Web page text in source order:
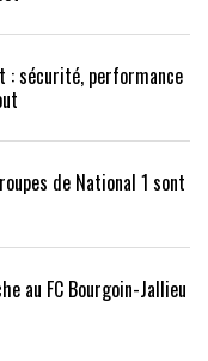
: sécurité, performance
de National 1 sont
au FC Bourgoin-Jallieu